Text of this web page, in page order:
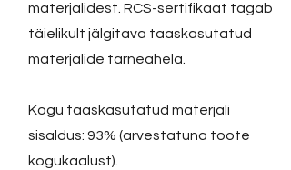
materjalidest. RCS-sertifikaat tagab
täielikult jälgitava taaskasutatud
materjalide tarneahela.
Kogu taaskasutatud materjali
sisaldus: 93% (arvestatuna toote
kogukaalust).